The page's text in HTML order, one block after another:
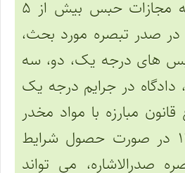
این قانون که مجازات حبس بیش از ۵
صدر تبصره مورد بحث،
های درجه یک، دو، سه
در جرایم درجه یک
مبارزه با مواد مخدر
مصوب ۱۳۶۷ در صورت حصول شرایط
صدرالاشاره، می تواند